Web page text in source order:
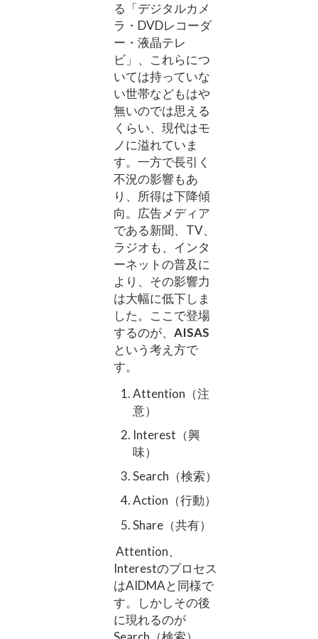
る「デジタルカメ
ラ・DVDレコーダ
ー・液晶テレ
ビ」、これらにつ
いては持っていな
い世帯などもはや
無いのでは思える
くらい、現代はモ
ノに溢れていま
す。一方で長引く
不況の影響もあ
り、所得は下降傾
向。広告メディア
である新聞、TV、
ラジオも、インタ
ーネットの普及に
より、その影響力
は大幅に低下しま
した。ここで登場
するのが、 AISAS
という考え方で
す。
Attention（注
意）
Interest（興
味）
Search（検索）
Action（行動）
Share（共有）
Attention、
Interestのプロセス
はAIDMAと同様で
す。しかしその後
に現れるのが